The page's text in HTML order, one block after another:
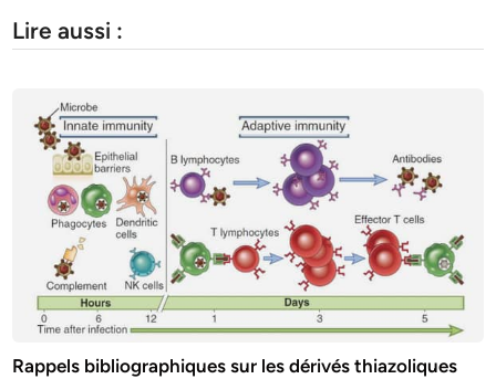
Lire aussi :
Rappels bibliographiques sur les dérivés thiazoliques